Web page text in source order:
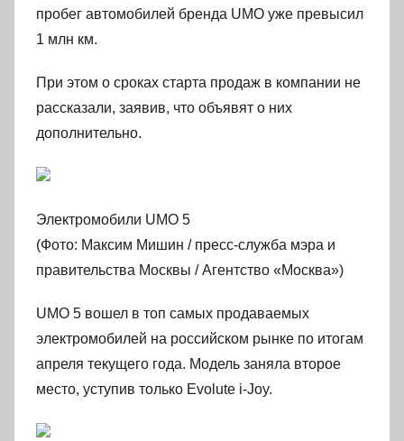
пробег автомобилей бренда UMO уже превысил
1 млн км.
При этом о сроках старта продаж в компании не
рассказали, заявив, что объявят о них
дополнительно.
Электромобили UMO 5
(Фото: Максим Мишин / пресс-служба мэра и
правительства Москвы / Агентство «Москва»)
UMO 5 вошел в топ самых продаваемых
электромобилей на российском рынке по итогам
апреля текущего года. Модель заняла второе
место, уступив только Evolute i-Joy.